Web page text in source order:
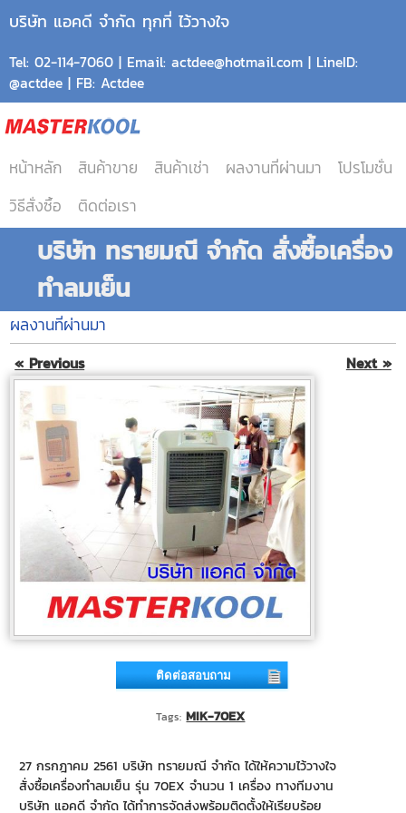
บริษัท แอคดี จำกัด ทุกที่ ไว้วางใจ
Tel: 02-114-7060 | Email: actdee@hotmail.com | LineID:
@actdee | FB: Actdee
หน้าหลัก สินค้าขาย สินค้าเช่า ผลงานที่ผ่านมา
โปรโมชั่น
วิธีสั่งซื้อ
ติดต่อเรา
บริษัท ทรายมณี จำกัด สั่งซื้อเครื่อง
ทำลมเย็น
ผลงานที่ผ่านมา
« Previous Next »
Tags: MIK-70EX
27 กรกฎาคม 2561 บริษัท ทรายมณี จำกัด ได้ให้ความไว้วางใจ
สั่งซื้อเครื่องทำลมเย็น รุ่น 70EX จำนวน 1 เครื่อง ทางทีมงาน
บริษัท แอคดี จำกัด ได้ทำการจัดส่งพร้อมติดตั้งให้เรียบร้อย